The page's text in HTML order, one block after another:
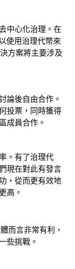
中心化治理。在
使用治理代幣來
方案將主要涉及
論後自由合作。
投票，同時獲得
成員合作。
。有了治理代
現在對此有發言
，從而更有效地
高。
而言非常有利，
些挑戰。